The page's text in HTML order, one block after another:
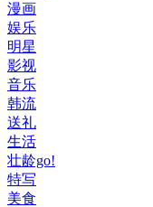
漫画
娱乐
明星
影视
音乐
韩流
送礼
生活
壮龄go!
特写
美食